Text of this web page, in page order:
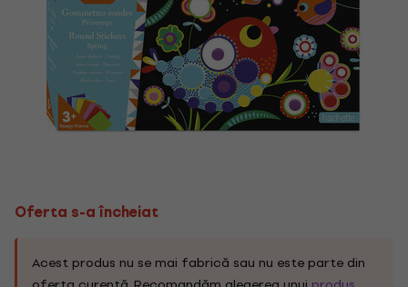
Oferta s-a încheiat
Acest produs nu se mai fabrică sau nu este parte din